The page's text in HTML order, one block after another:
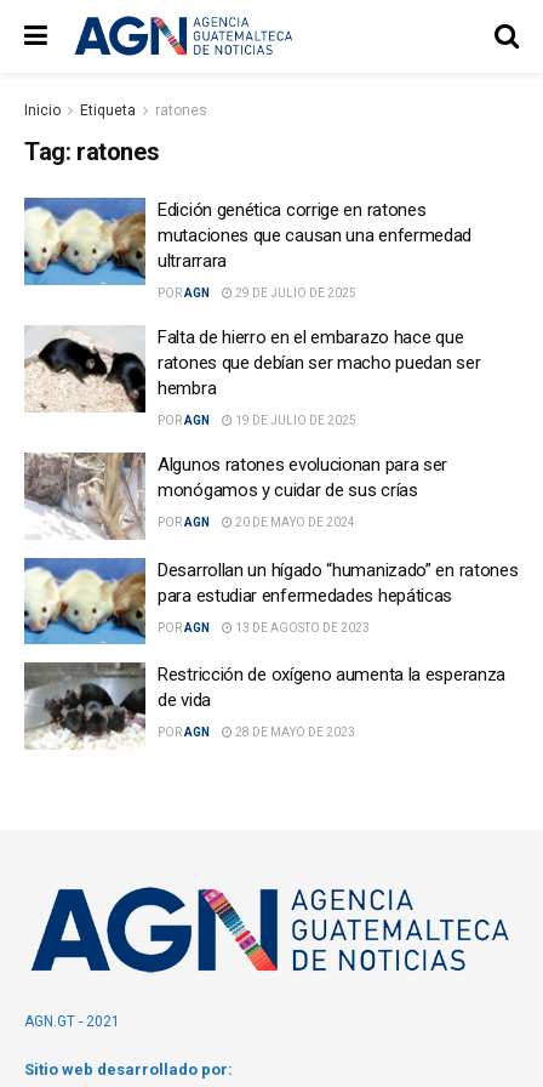
Inicio Etiqueta ratones
Tag: ratones
Edición genética corrige en ratones
mutaciones que causan una enfermedad
ultrarrara
PORAGN 29 DE JULIO DE 2025
Falta de hierro en el embarazo hace que
ratones que debían ser macho puedan ser
hembra
PORAGN 19 DE JULIO DE 2025
Algunos ratones evolucionan para ser
monógamos y cuidar de sus crías
PORAGN 20 DE MAYO DE 2024
Desarrollan un hígado “humanizado” en ratones
para estudiar enfermedades hepáticas
PORAGN 13 DE AGOSTO DE 2023
Restricción de oxígeno aumenta la esperanza
de vida
PORAGN 28 DE MAYO DE 2023
AGN.GT - 2021
Sitio web desarrollado por: